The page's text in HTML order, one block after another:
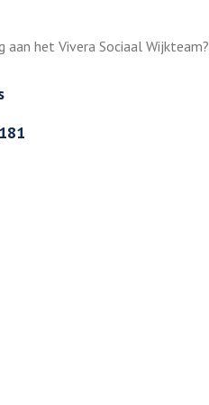
aan het Vivera Sociaal Wijkteam?